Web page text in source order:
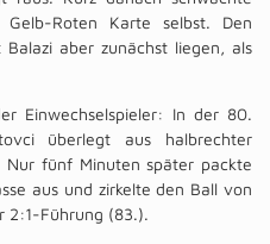
Roten Karte selbst. Den
aber zunächst liegen, als
Einwechselspieler: In der 80.
überlegt aus halbrechter
Nur fünf Minuten später packte
aus und zirkelte den Ball von
2:1-Führung (83.).